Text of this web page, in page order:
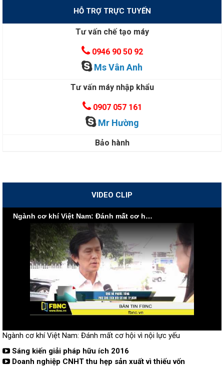
HỖ TRỢ TRỰC TUYẾN
Tư vấn chế tạo máy
0946 90 50 92
Ms Vân Anh
Tư vấn máy nhập khẩu
0907 057 161
Mr Hường
Bảo hành
VIDEO CLIP
Ngành cơ khí Việt Nam: Đánh mất cơ hội vì nội lực yếu
Ngành cơ khí Việt Nam: Đánh mất cơ hội vì nội lực yếu
Sáng kiến giải pháp hữu ích 2016
Doanh nghiệp CNHT thu hẹp sản xuất vì thiếu vốn